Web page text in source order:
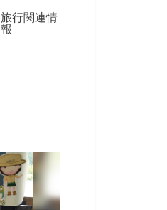
旅行関連情
報